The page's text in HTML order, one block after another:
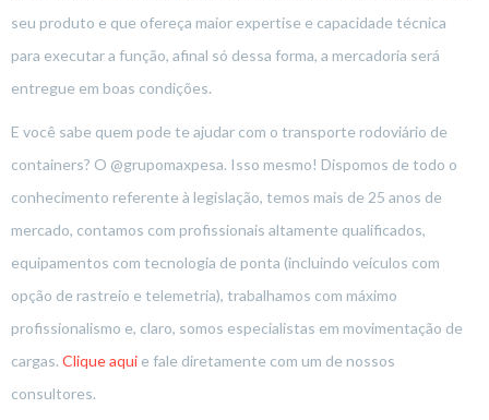
seu produto e que ofereça maior expertise e capacidade técnica
para executar a função, afinal só dessa forma, a mercadoria será
entregue em boas condições.
E você sabe quem pode te ajudar com o transporte rodoviário de
containers? O @grupomaxpesa. Isso mesmo! Dispomos de todo o
conhecimento referente à legislação, temos mais de 25 anos de
mercado, contamos com profissionais altamente qualificados,
equipamentos com tecnologia de ponta (incluindo veículos com
opção de rastreio e telemetria), trabalhamos com máximo
profissionalismo e, claro, somos especialistas em movimentação de
cargas. Clique aqui e fale diretamente com um de nossos
consultores.